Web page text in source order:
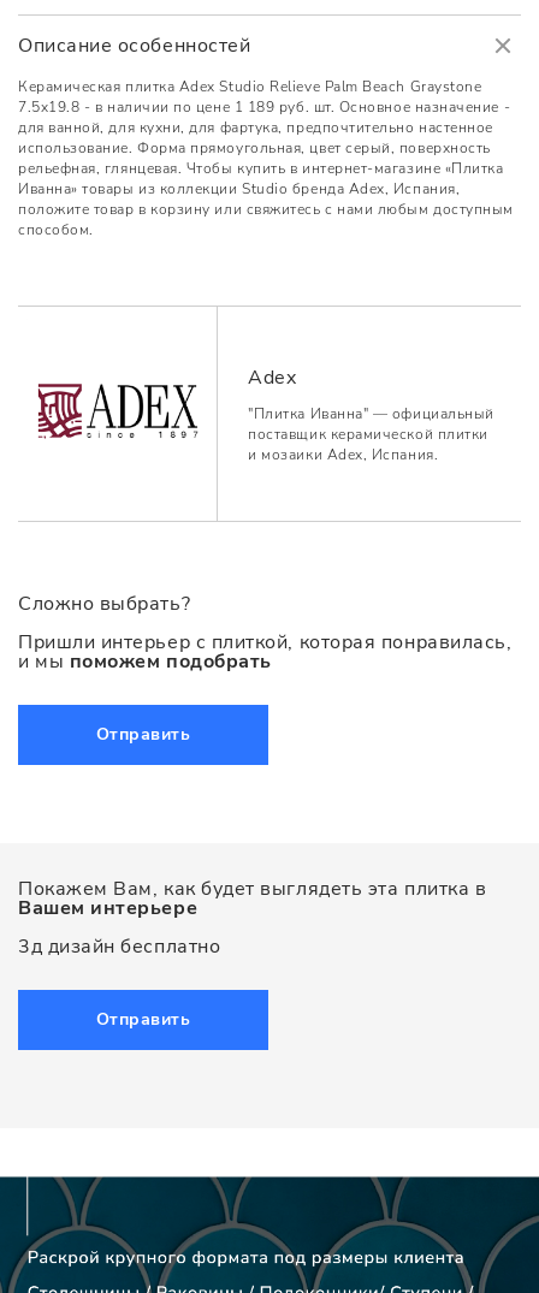
Описание особенностей
Керамическая плитка Adex Studio Relieve Palm Beach Graystone
7.5x19.8 - в наличии по цене 1 189 руб. шт. Основное назначение -
для ванной, для кухни, для фартука, предпочтительно настенное
использование. Форма прямоугольная, цвет серый, поверхность
рельефная, глянцевая. Чтобы купить в интернет-магазине «Плитка
Иванна» товары из коллекции Studio бренда Adex, Испания,
положите товар в корзину или свяжитесь с нами любым доступным
способом.
Adex
"Плитка Иванна" — официальный
поставщик керамической плитки
и мозаики Adex, Испания.
Сложно выбрать?
Пришли интерьер с плиткой, которая понравилась,
и мы поможем подобрать
Отправить
Покажем Вам, как будет выглядеть эта плитка в
Вашем интерьере
3д дизайн бесплатно
Отправить